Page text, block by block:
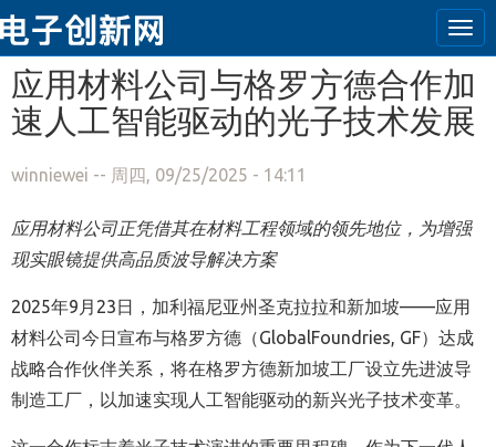
跳转到主要内容
应用材料公司与格罗方德合作加
速人工智能驱动的光子技术发展
winniewei -- 周四, 09/25/2025 - 14:11
应用材料公司正凭借其在材料工程领域的领先地位，为增强
现实眼镜提供高品质波导解决方案
2025年9月23日，加利福尼亚州圣克拉拉和新加坡——应用
材料公司今日宣布与格罗方德（GlobalFoundries, GF）达成
战略合作伙伴关系，将在格罗方德新加坡工厂设立先进波导
制造工厂，以加速实现人工智能驱动的新兴光子技术变革。